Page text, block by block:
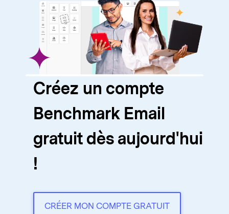
Créez un compte
Benchmark Email
gratuit dès aujourd'hui
!
CRÉER MON COMPTE GRATUIT